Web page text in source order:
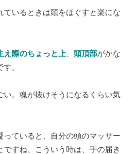
ているときは頭をほぐすと楽にな
え際のちょっと上 頭頂部がかな
。
い。魂が抜けそうになるくらい気
っていると、自分の頭のマッサー
ですね、こういう時は、手の届き